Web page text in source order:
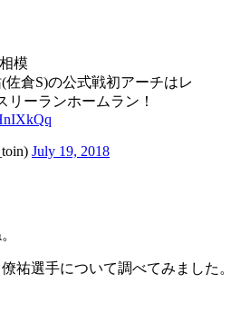
模
佐倉S)の公式戦初アーチはレ
リーランホームラン！
July 19, 2018
祐選手について調べてみました。